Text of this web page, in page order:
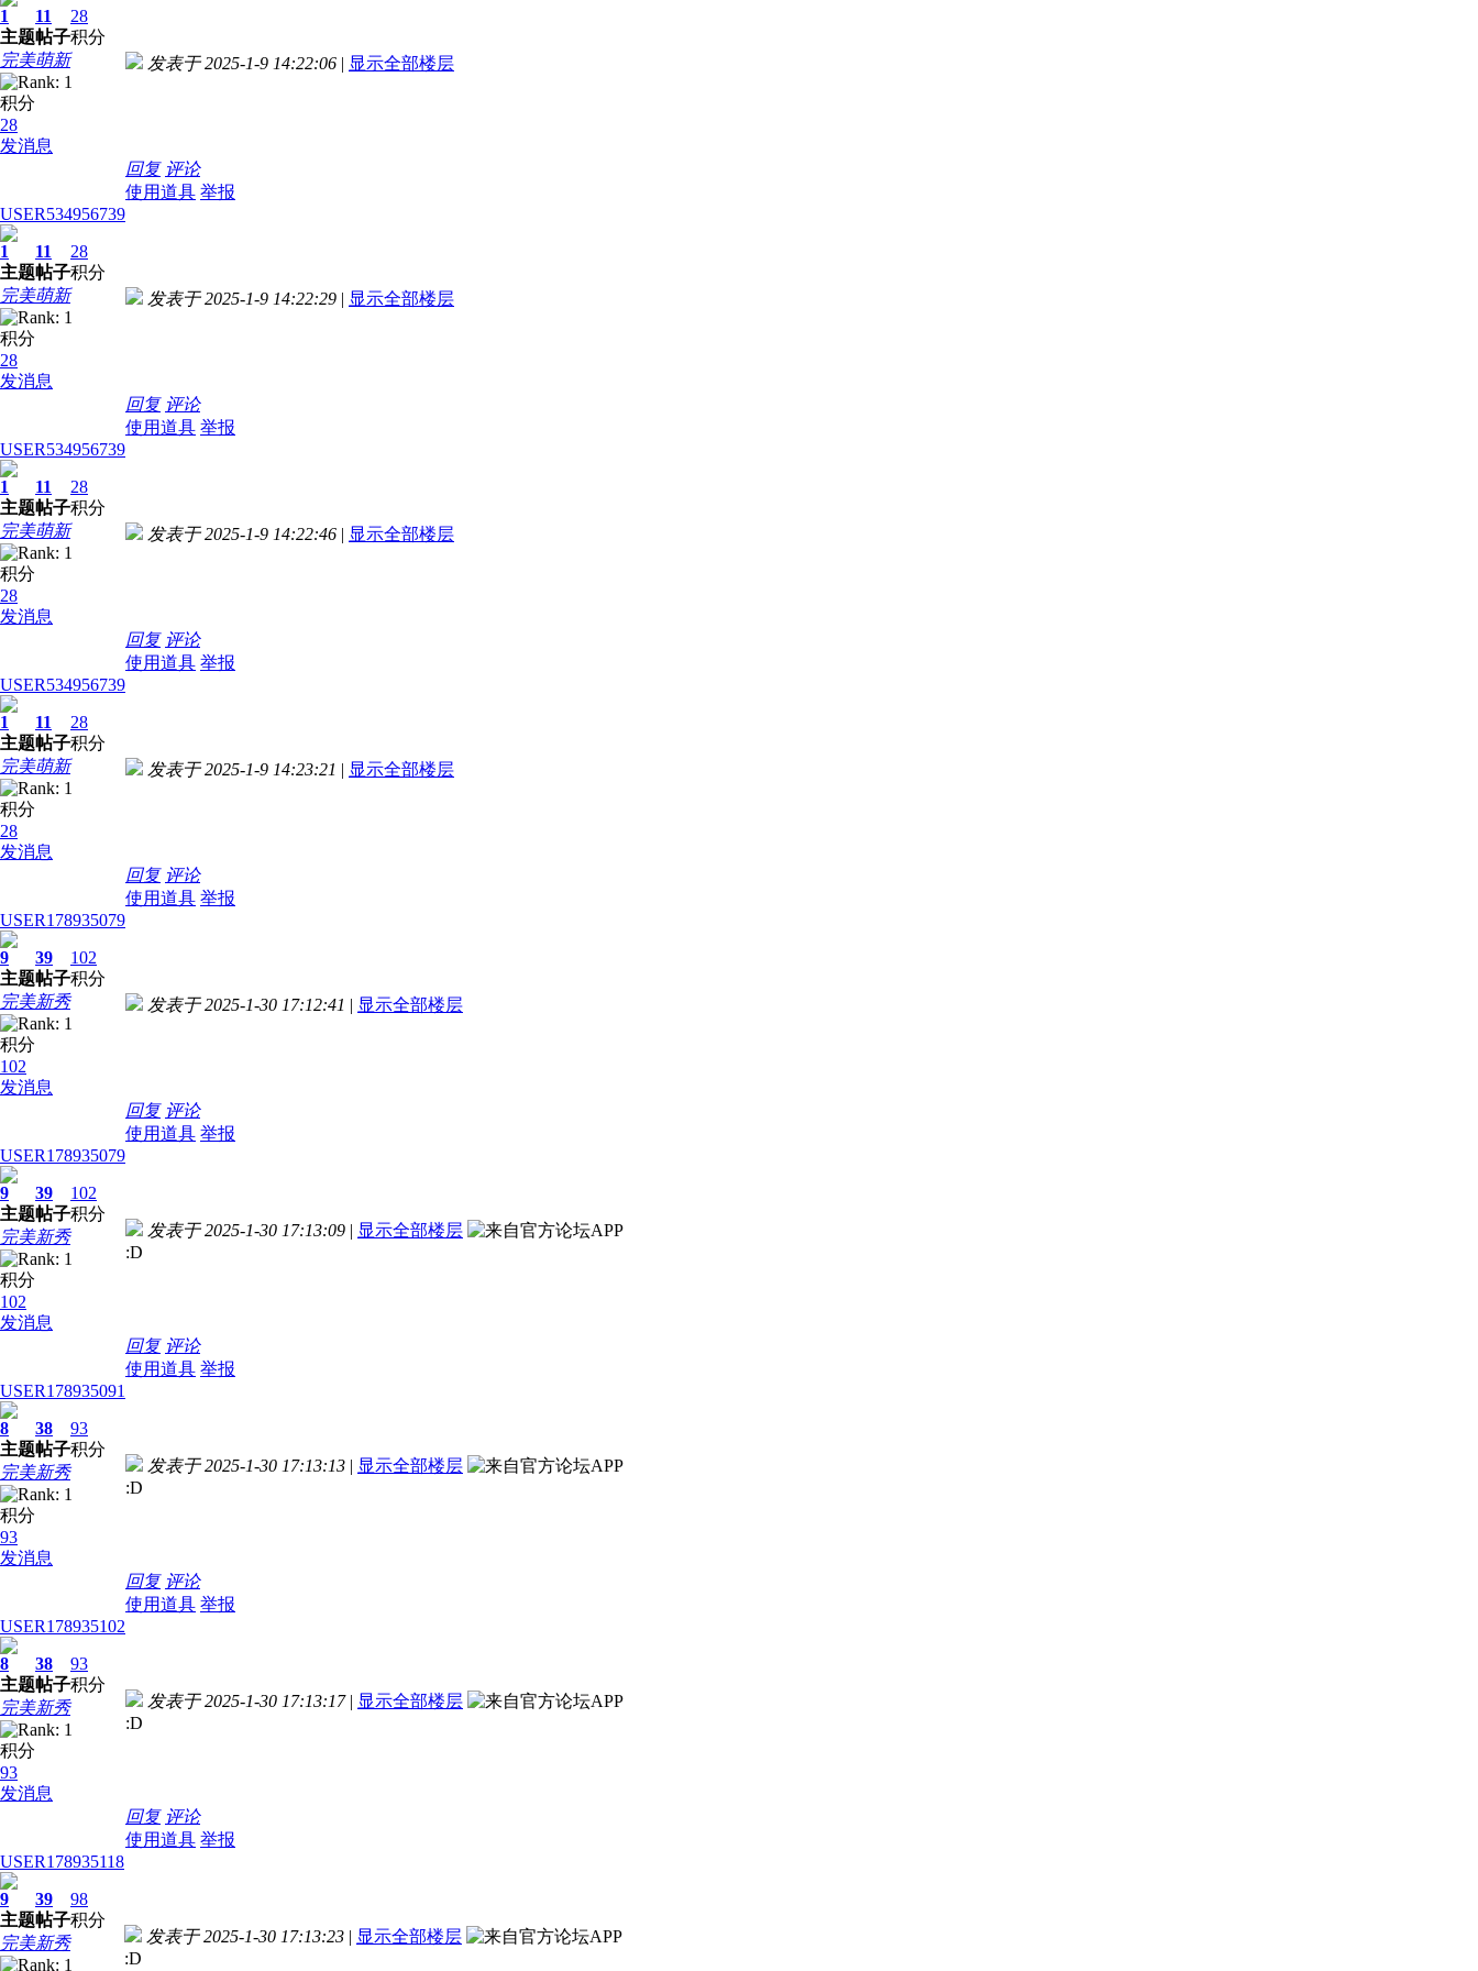
1
主题
11
帖子
28
积分
完美萌新
积分
28
发消息
发表于 2025-1-9 14:22:06 | 显示全部楼层
回复 评论
使用道具 举报
USER534956739
1
主题
11
帖子
28
积分
完美萌新
积分
28
发消息
发表于 2025-1-9 14:22:29 | 显示全部楼层
回复 评论
使用道具 举报
USER534956739
1
主题
11
帖子
28
积分
完美萌新
积分
28
发消息
发表于 2025-1-9 14:22:46 | 显示全部楼层
回复 评论
使用道具 举报
USER534956739
1
主题
11
帖子
28
积分
完美萌新
积分
28
发消息
发表于 2025-1-9 14:23:21 | 显示全部楼层
回复 评论
使用道具 举报
USER178935079
9
主题
39
帖子
102
积分
完美新秀
积分
102
发消息
发表于 2025-1-30 17:12:41 | 显示全部楼层
回复 评论
使用道具 举报
USER178935079
9
主题
39
帖子
102
积分
完美新秀
积分
102
发消息
发表于 2025-1-30 17:13:09 | 显示全部楼层
:D
回复 评论
使用道具 举报
USER178935091
8
主题
38
帖子
93
积分
完美新秀
积分
93
发消息
发表于 2025-1-30 17:13:13 | 显示全部楼层
:D
回复 评论
使用道具 举报
USER178935102
8
主题
38
帖子
93
积分
完美新秀
积分
93
发消息
发表于 2025-1-30 17:13:17 | 显示全部楼层
:D
回复 评论
使用道具 举报
USER178935118
9
主题
39
帖子
98
积分
完美新秀
发表于 2025-1-30 17:13:23 | 显示全部楼层
:D